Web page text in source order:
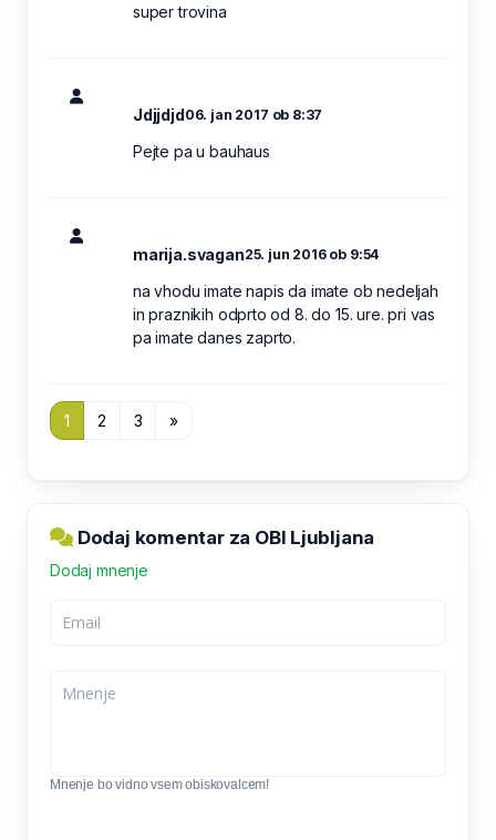
super trovina
Jdjjdjd06. jan 2017 ob 8:37
Pejte pa u bauhaus
marija.svagan25. jun 2016 ob 9:54
na vhodu imate napis da imate ob nedeljah
in praznikih odprto od 8. do 15. ure. pri vas
pa imate danes zaprto.
1 2 3 »
Dodaj komentar za OBI Ljubljana
Dodaj mnenje
Mnenje bo vidno vsem obiskovalcem!